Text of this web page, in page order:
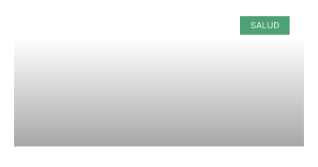
SALUD